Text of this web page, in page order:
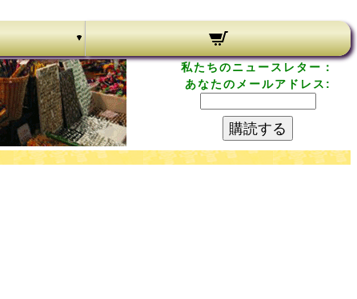
私たちのニュースレター：
あなたのメールアドレス:
購読する